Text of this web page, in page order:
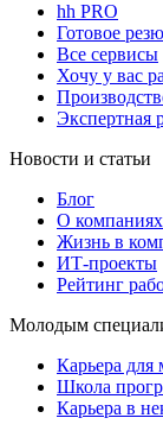
hh PRO
Готовое
Все сервисы
Хочу у вас
Экспертная
Новости и статьи
Блог
О
Жизнь в
ИТ-проекты
Рейтинг
Молодым
Карьера для
Школа
Карьера в